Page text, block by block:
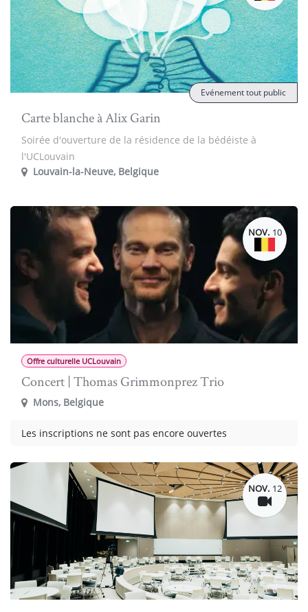
Carte blanche à Alix Garin
Soirée d'ouverture de la résidence de la bédéiste à
l'UCLouvain
Evénement tout public
Louvain-la-Neuve, Belgique
NOV. 10
Offre culturelle UCLouvain
Concert | Thomas Grimmonprez Trio
Mons, Belgique
Les inscriptions ne sont pas encore ouvertes
NOV. 12